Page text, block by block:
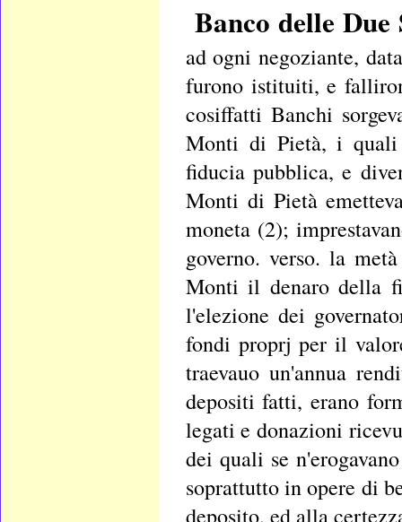
Banco delle
ad ogni negoziante,
furono istituiti, e
cosiffatti Banchi
Monti di Pietà, i quali
fiducia pubblica, e
Monti di Pietà
moneta (2);
governo. verso. la
Monti il denaro della
l'elezione dei
fondi proprj per il
traevauo un'annua
depositi fatti, erano
legati e donazioni
dei quali se
soprattutto in opere di
deposito, ed alla